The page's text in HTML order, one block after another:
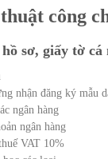
công
sơ, giấy tờ cá
nhận đăng ký mẫu
ngân hàng
ngân hàng
VAT 10%